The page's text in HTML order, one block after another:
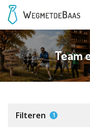
Team
Filteren 1